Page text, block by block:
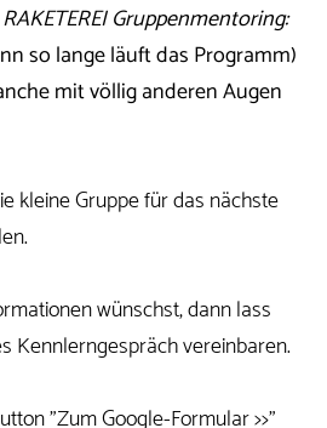
RAKETEREI Gruppenmentoring:
so lange läuft das Programm)
mit völlig anderen Augen
kleine Gruppe für das nächste
wünschst, dann lass
Kennlerngespräch vereinbaren.
"Zum Google-Formular >>"